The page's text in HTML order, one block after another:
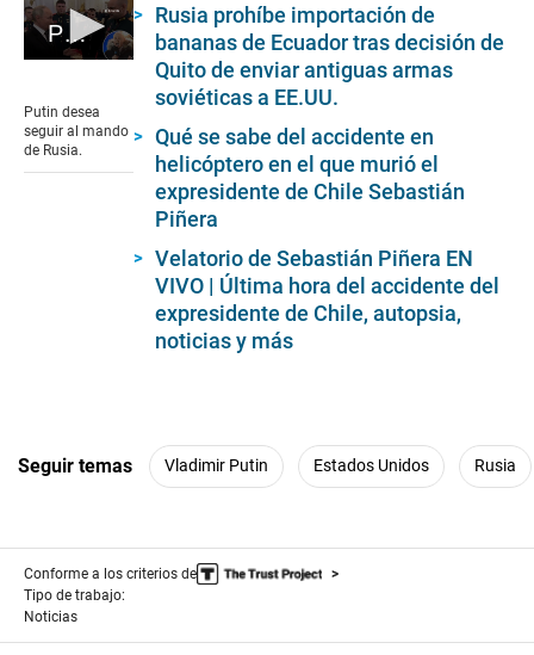
Putin desea seguir al mando de Rusia
of
1
minute,
Putin desea
seguir al mando
de Rusia.
Rusia prohíbe importación de
bananas de Ecuador tras decisión de
Quito de enviar antiguas armas
soviéticas a EE.UU.
Qué se sabe del accidente en
helicóptero en el que murió el
expresidente de Chile Sebastián
Piñera
Velatorio de Sebastián Piñera EN
VIVO | Última hora del accidente del
expresidente de Chile, autopsia,
noticias y más
Seguir temas Vladimir Putin Estados Unidos Rusia
Conforme a los criterios de
Tipo de trabajo:
Noticias